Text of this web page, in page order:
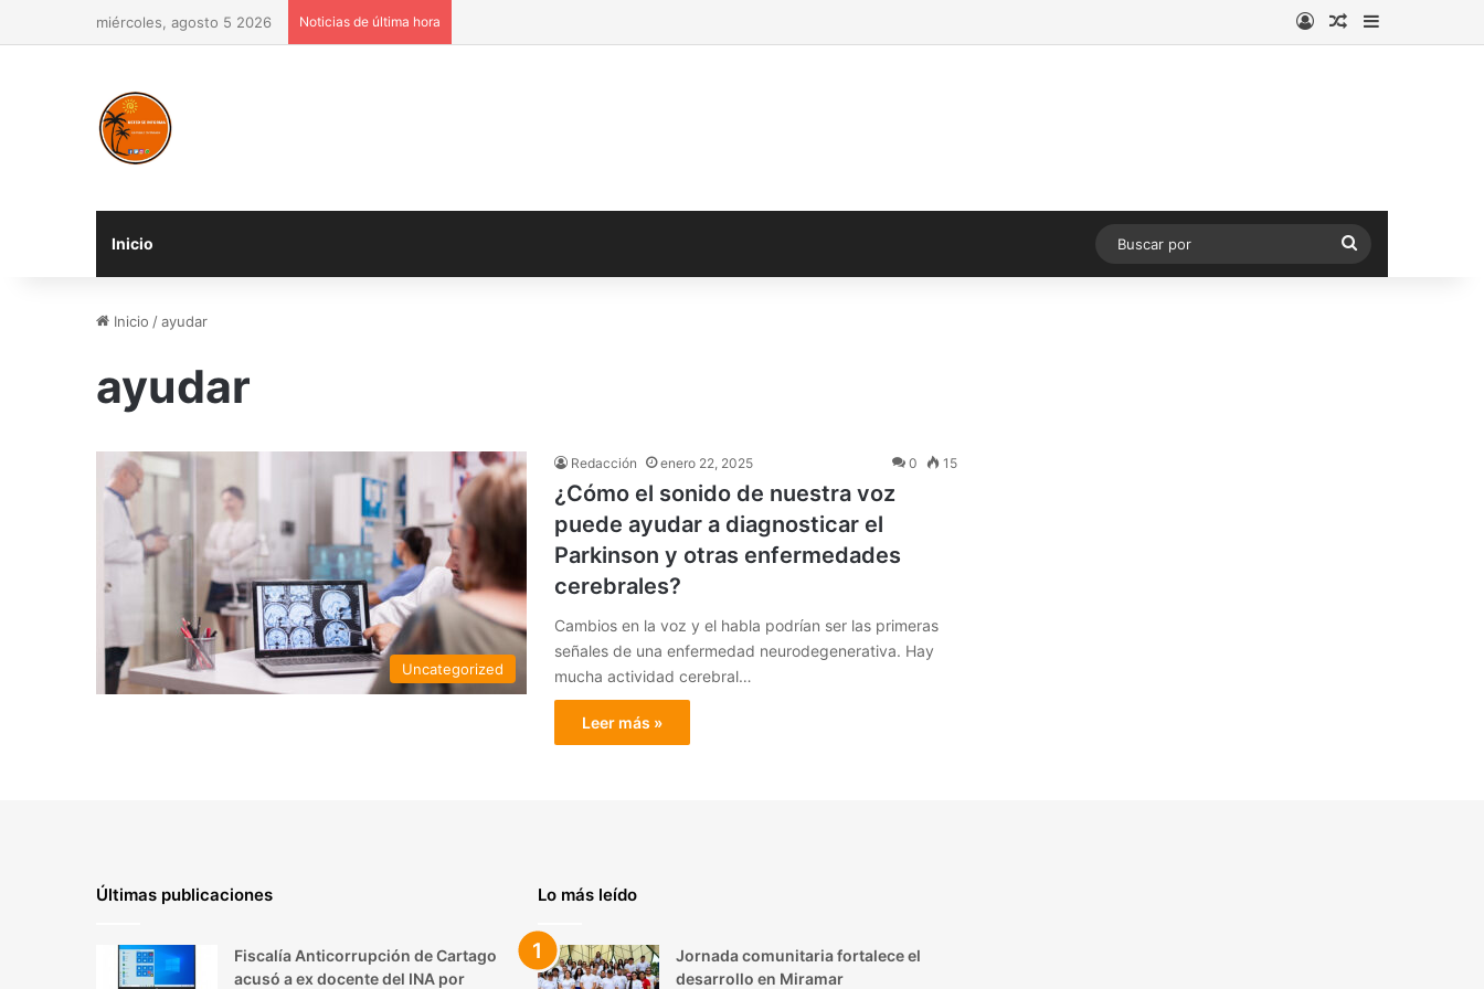
miércoles, agosto 5 2026 Noticias de última hora AccesoPublicación al
Barra lateral
Inicio
Buscar
por
Inicio /ayudar
ayudar
Uncategorized
Redacción enero 22, 2025 0 15
¿Cómo el sonido de nuestra voz
puede ayudar a diagnosticar el
Parkinson y otras enfermedades
cerebrales?
Cambios en la voz y el habla podrían ser las primeras
señales de una enfermedad neurodegenerativa. Hay
mucha actividad cerebral…
Leer más »
Últimas publicaciones
Fiscalía Anticorrupción de Cartago
acusó a ex docente del INA por
Lo más leído
Jornada comunitaria fortalece el
desarrollo en Miramar